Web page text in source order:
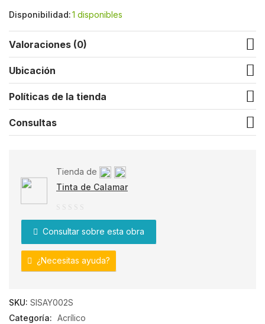
Disponibilidad:1 disponibles
Valoraciones (0)
Ubicación
Políticas de la tienda
Consultas
Tienda de
Tinta de Calamar
0
de
5
Consultar sobre esta obra
¿Necesitas ayuda?
SKU: SISAY002S
Categoría: Acrílico